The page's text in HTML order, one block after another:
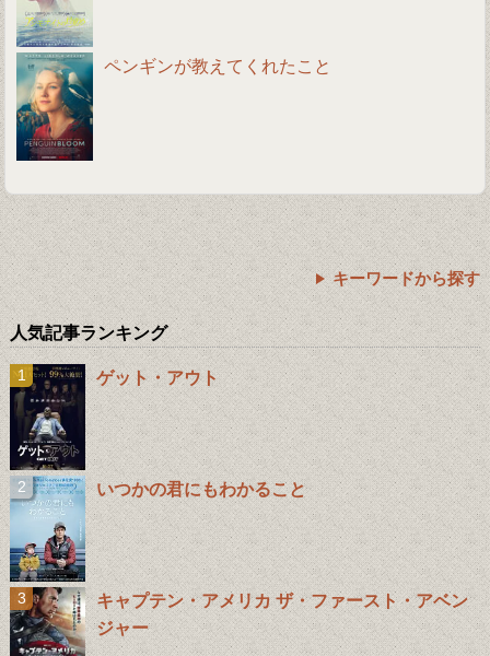
ペンギンが教えてくれたこと
キーワードから探す
人気記事ランキング
ゲット・アウト
いつかの君にもわかること
キャプテン・アメリカ ザ・ファースト・アベン
ジャー